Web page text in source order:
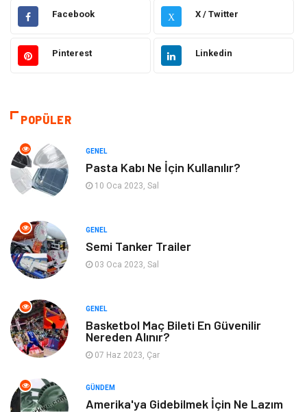
Eğitim Gıda
Hukuk Elektrik Elektronik
Makine
Kültür
Güzellik & Bakım
Bilgisayar & Yazılım Mobilya
Bebek Giyim Moda
Blogroll
Markalar
Facebook X X / Twitter
Pinterest Linkedin
POPÜLER
GENEL
Pasta Kabı Ne İçin Kullanılır?
10 Oca 2023, Sal
GENEL
Semi Tanker Trailer
03 Oca 2023, Sal
GENEL
Basketbol Maç Bileti En Güvenilir
Nereden Alınır?
07 Haz 2023, Çar
GÜNDEM
Amerika'ya Gidebilmek İçin Ne Lazım